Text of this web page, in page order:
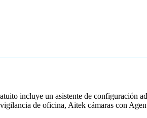
incluye un asistente de configuración
de oficina, Aitek cámaras con